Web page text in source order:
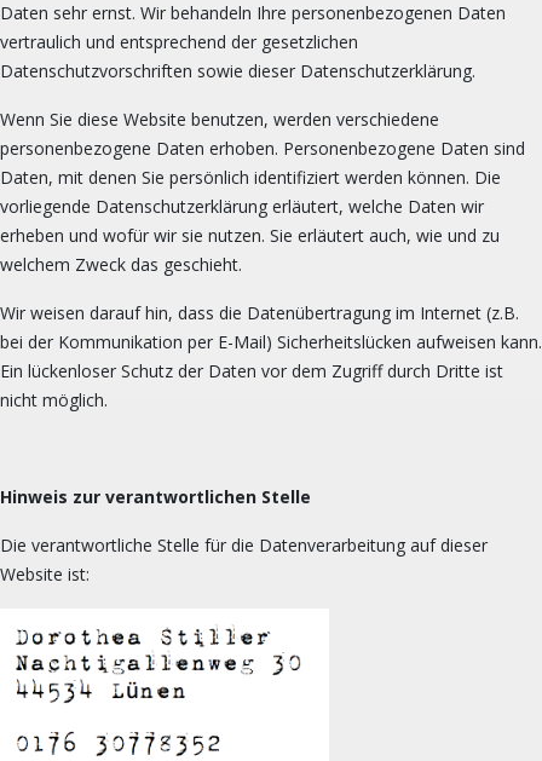
Daten sehr ernst. Wir behandeln Ihre personenbezogenen Daten
vertraulich und entsprechend der gesetzlichen
Datenschutzvorschriften sowie dieser Datenschutzerklärung.
Wenn Sie diese Website benutzen, werden verschiedene
personenbezogene Daten erhoben. Personenbezogene Daten sind
Daten, mit denen Sie persönlich identifiziert werden können. Die
vorliegende Datenschutzerklärung erläutert, welche Daten wir
erheben und wofür wir sie nutzen. Sie erläutert auch, wie und zu
welchem Zweck das geschieht.
Wir weisen darauf hin, dass die Datenübertragung im Internet (z.B.
bei der Kommunikation per E-Mail) Sicherheitslücken aufweisen kann.
Ein lückenloser Schutz der Daten vor dem Zugriff durch Dritte ist
nicht möglich.
Hinweis zur verantwortlichen Stelle
Die verantwortliche Stelle für die Datenverarbeitung auf dieser
Website ist: